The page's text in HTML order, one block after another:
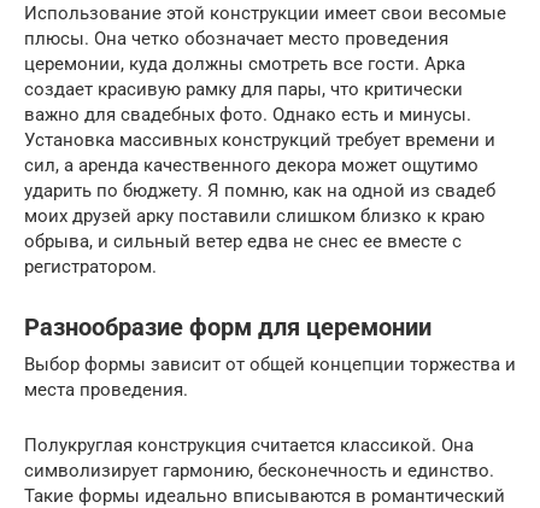
Использование этой конструкции имеет свои весомые
плюсы. Она четко обозначает место проведения
церемонии, куда должны смотреть все гости. Арка
создает красивую рамку для пары, что критически
важно для свадебных фото. Однако есть и минусы.
Установка массивных конструкций требует времени и
сил, а аренда качественного декора может ощутимо
ударить по бюджету. Я помню, как на одной из свадеб
моих друзей арку поставили слишком близко к краю
обрыва, и сильный ветер едва не снес ее вместе с
регистратором.
Разнообразие форм для церемонии
Выбор формы зависит от общей концепции торжества и
места проведения.
Полукруглая конструкция считается классикой. Она
символизирует гармонию, бесконечность и единство.
Такие формы идеально вписываются в романтический